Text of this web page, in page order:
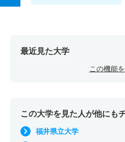
最近見た大学
この機能
この大学を見た人が他にも
福井県立大学